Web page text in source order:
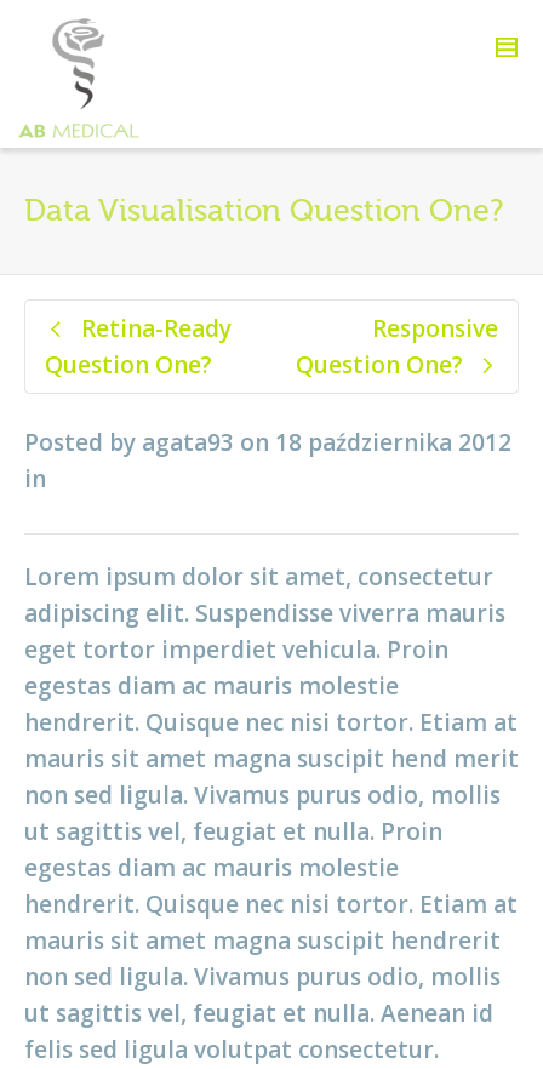
Data Visualisation Question One?
Retina-Ready
Question One?
Responsive
Question One?
Posted by agata93 on 18 października 2012
in
Lorem ipsum dolor sit amet, consectetur
adipiscing elit. Suspendisse viverra mauris
eget tortor imperdiet vehicula. Proin
egestas diam ac mauris molestie
hendrerit. Quisque nec nisi tortor. Etiam at
mauris sit amet magna suscipit hend merit
non sed ligula. Vivamus purus odio, mollis
ut sagittis vel, feugiat et nulla. Proin
egestas diam ac mauris molestie
hendrerit. Quisque nec nisi tortor. Etiam at
mauris sit amet magna suscipit hendrerit
non sed ligula. Vivamus purus odio, mollis
ut sagittis vel, feugiat et nulla. Aenean id
felis sed ligula volutpat consectetur.